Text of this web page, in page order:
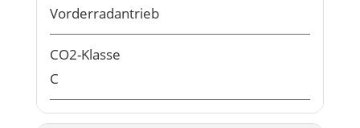
Vorderradantrieb
CO2-Klasse
C